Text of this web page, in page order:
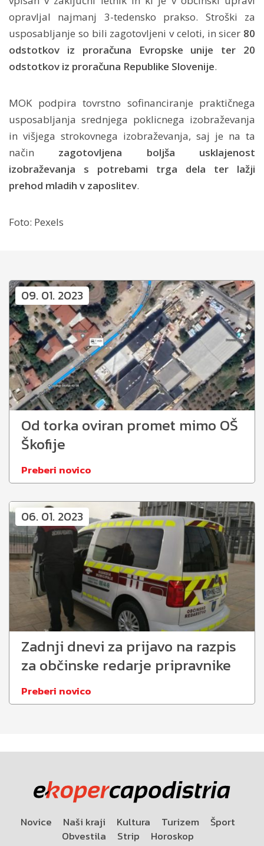
opravljal najmanj 3-tedensko prakso. Stroški za
usposabljanje so bili zagotovljeni v celoti, in sicer 80
odstotkov iz proračuna Evropske unije ter 20
odstotkov iz proračuna Republike Slovenije.
MOK podpira tovrstno sofinanciranje praktičnega
usposabljanja srednjega poklicnega izobraževanja
in višjega strokovnega izobraževanja, saj je na ta
način zagotovljena boljša usklajenost
izobraževanja s potrebami trga dela ter lažji
prehod mladih v zaposlitev.
Foto: Pexels
09. 01. 2023
Od torka oviran promet mimo OŠ
Škofije
Preberi novico
06. 01. 2023
Zadnji dnevi za prijavo na razpis
za občinske redarje pripravnike
Preberi novico
Novice Naši kraji Kultura Turizem
Šport
Obvestila
Strip Horoskop